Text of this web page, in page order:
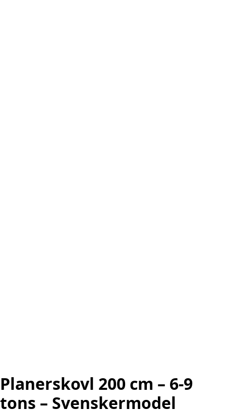
Planerskovl 200 cm – 6-9
tons – Svenskermodel